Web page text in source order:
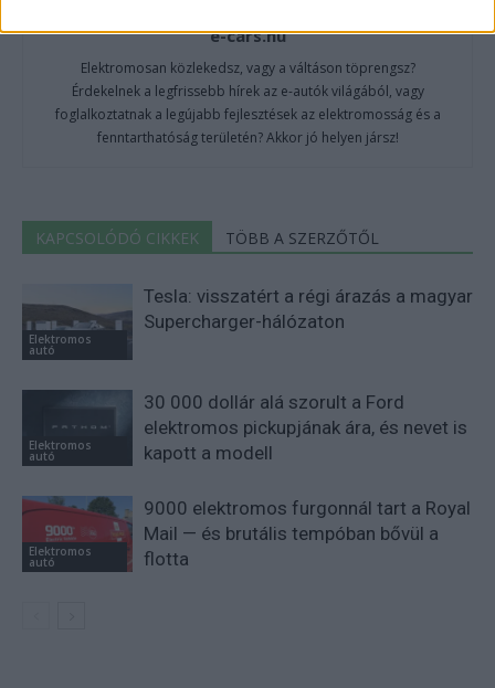
e-cars.hu
Elektromosan közlekedsz, vagy a váltáson töprengsz?
Érdekelnek a legfrissebb hírek az e-autók világából, vagy
foglalkoztatnak a legújabb fejlesztések az elektromosság és a
fenntarthatóság területén? Akkor jó helyen jársz!
KAPCSOLÓDÓ CIKKEK TÖBB A SZERZŐTŐL
Elektromos
autó
Tesla: visszatért a régi árazás a magyar
Supercharger-hálózaton
Elektromos
autó
30 000 dollár alá szorult a Ford
elektromos pickupjának ára, és nevet is
kapott a modell
Elektromos
autó
9000 elektromos furgonnál tart a Royal
Mail — és brutális tempóban bővül a
flotta